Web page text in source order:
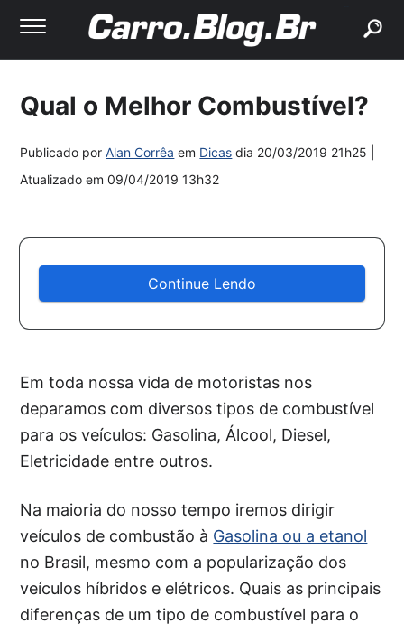
Qual o Melhor Combustível?
Publicado porAlan Corrêa em Dicas dia 20/03/2019 21h25
Atualizado em09/04/2019 13h32
Continue Lendo
Em toda nossa vida de motoristas nos
deparamos com diversos tipos de combustível
para os veículos: Gasolina, Álcool, Diesel,
Eletricidade entre outros.
Na maioria do nosso tempo iremos dirigir
veículos de combustão à Gasolina ou a etanol
no Brasil, mesmo com a popularização dos
veículos híbridos e elétricos. Quais as principais
diferenças de um tipo de combustível para o